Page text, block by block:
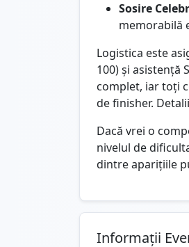
Sosire
memorabilă
Logistica este
100) și asistență
complet, iar toți
de finisher.
Dacă vrei o
nivelul de
dintre aparițiile
Informații